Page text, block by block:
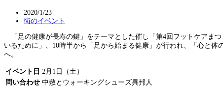
2020/1/23
街のイベント
「足の健康が長寿の鍵」をテーマとした催し「第4回フットケアま
いるために」、10時半から「足から始まる健康」が行われ、「心と
へ。
イベント日 2月1日（土）
問い合わせ 中敷とウォーキングシューズ異邦人